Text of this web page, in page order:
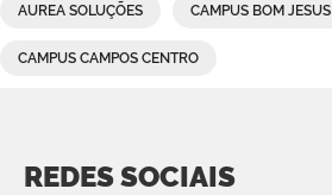
AUREA SOLUÇÕES CAMPUS BOM JESUS
CAMPUS CAMPOS CENTRO
REDES SOCIAIS